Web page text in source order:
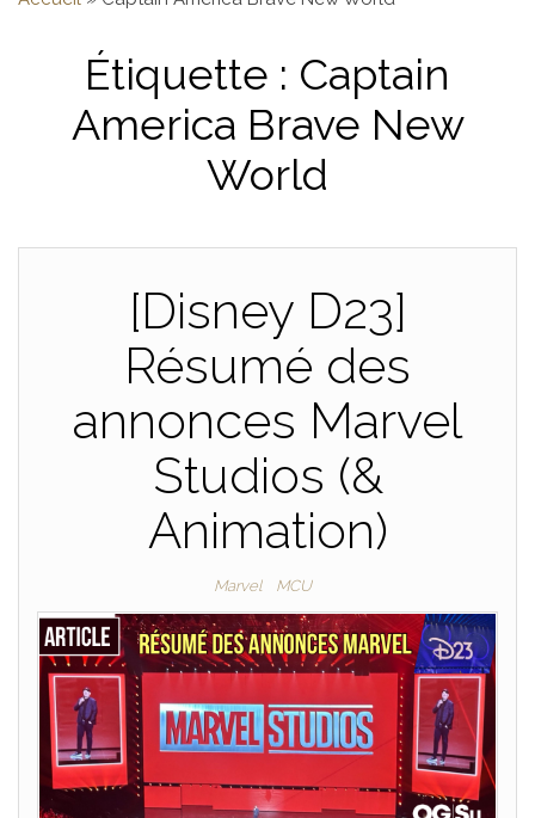
Étiquette : Captain
America Brave New
World
[Disney D23]
Résumé des
annonces Marvel
Studios (&
Animation)
Marvel MCU